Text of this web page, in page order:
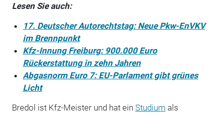
Lesen Sie auch:
17. Deutscher Autorechtstag: Neue Pkw-EnVKV
im Brennpunkt
Kfz-Innung Freiburg: 900.000 Euro
Rückerstattung in zehn Jahren
Abgasnorm Euro 7: EU-Parlament gibt grünes
Licht
Bredol ist Kfz-Meister und hat ein Studium als